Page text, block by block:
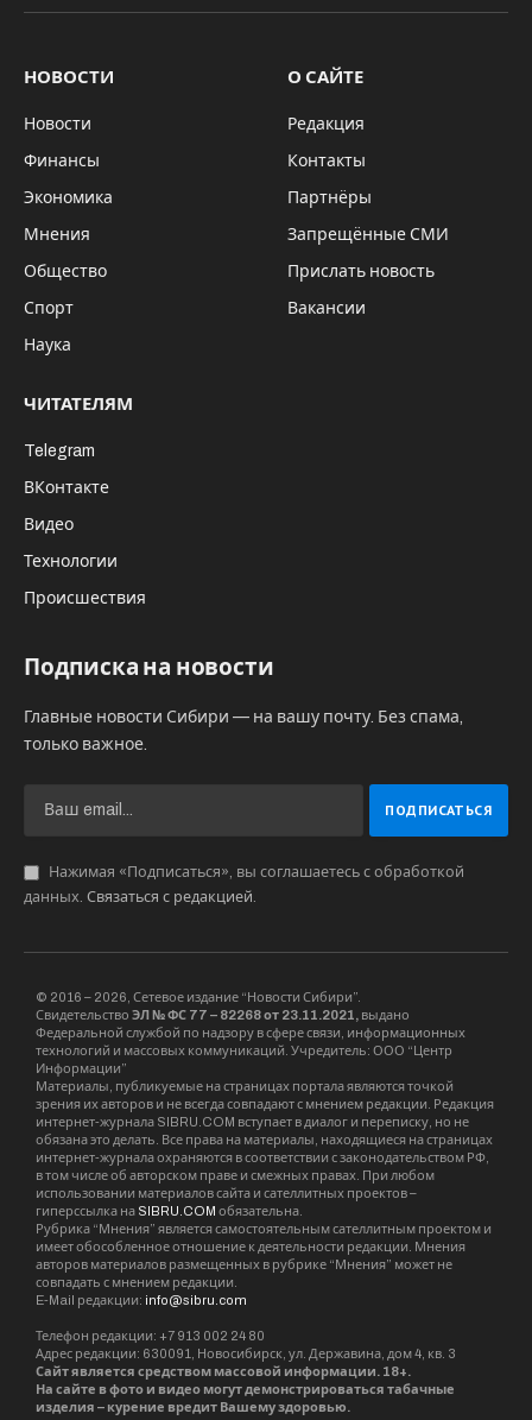
НОВОСТИ
Новости
Финансы
Экономика
Мнения
Общество
Спорт
Наука
О САЙТЕ
Редакция
Контакты
Партнёры
Запрещённые СМИ
Прислать новость
Вакансии
ЧИТАТЕЛЯМ
Telegram
ВКонтакте
Видео
Технологии
Происшествия
Подписка на новости
Главные новости Сибири — на вашу почту. Без спама,
только важное.
Нажимая «Подписаться», вы соглашаетесь с обработкой
данных. Связаться с редакцией.
© 2016 – 2026, Сетевое издание “Новости Сибири”.
Свидетельство ЭЛ № ФС 77 – 82268 от 23.11.2021, выдано
Федеральной службой по надзору в сфере связи, информационных
технологий и массовых коммуникаций. Учредитель: ООО “Центр
Информации”
Материалы, публикуемые на страницах портала являются точкой
зрения их авторов и не всегда совпадают с мнением редакции. Редакция
интернет-журнала SIBRU.COM вступает в диалог и переписку, но не
обязана это делать. Все права на материалы, находящиеся на страницах
интернет-журнала охраняются в соответствии с законодательством РФ,
в том числе об авторском праве и смежных правах. При любом
использовании материалов сайта и сателлитных проектов –
гиперссылка на SIBRU.COM обязательна.
Рубрика “Мнения” является самостоятельным сателлитным проектом и
имеет обособленное отношение к деятельности редакции. Мнения
авторов материалов размещенных в рубрике “Мнения” может не
совпадать с мнением редакции.
E-Mail редакции: info@sibru.com
Телефон редакции: +7 913 002 24 80
Адрес редакции: 630091, Новосибирск, ул. Державина, дом 4, кв. 3
Сайт является средством массовой информации. 18+.
На сайте в фото и видео могут демонстрироваться табачные
изделия – курение вредит Вашему здоровью.